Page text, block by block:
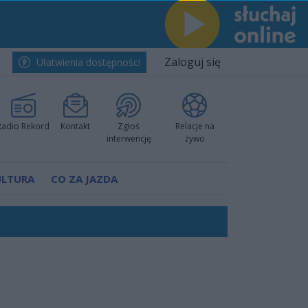
Ułatwienia dostępności Zaloguj się
Rekord Kontakt
Zgłoś
interwencję
Relacje na
żywo
CO ZA JAZDA